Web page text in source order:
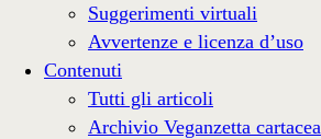
Suggerimenti virtuali
Avvertenze e licenza d’uso
Contenuti
Tutti gli articoli
Archivio Veganzetta cartacea